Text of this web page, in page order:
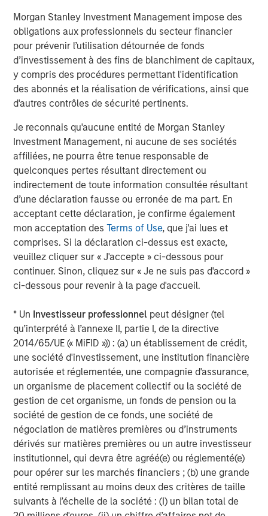
Morgan Stanley Investment Management impose des
obligations aux professionnels du secteur financier
pour prévenir l’utilisation détournée de fonds
d’investissement à des fins de blanchiment de capitaux,
y compris des procédures permettant l'identification
des abonnés et la réalisation de vérifications, ainsi que
d'autres contrôles de sécurité pertinents.
Je reconnais qu'aucune entité de Morgan Stanley
Investment Management, ni aucune de ses sociétés
affiliées, ne pourra être tenue responsable de
quelconques pertes résultant directement ou
indirectement de toute information consultée résultant
d’une déclaration fausse ou erronée de ma part. En
acceptant cette déclaration, je confirme également
mon acceptation desTerms of Use, que j'ai lues et
comprises. Si la déclaration ci-dessus est exacte,
veuillez cliquer sur « J'accepte » ci-dessous pour
continuer. Sinon, cliquez sur « Je ne suis pas d'accord »
ci-dessous pour revenir à la page d'accueil.
* Un Investisseur professionnel peut désigner (tel
qu’interprété à l’annexe II, partie I, de la directive
2014/65/UE (« MiFID »)) : (a) un établissement de crédit,
une société d'investissement, une institution financière
autorisée et réglementée, une compagnie d'assurance,
un organisme de placement collectif ou la société de
gestion de cet organisme, un fonds de pension ou la
société de gestion de ce fonds, une société de
négociation de matières premières ou d’instruments
dérivés sur matières premières ou un autre investisseur
institutionnel, qui devra être agréé(e) ou réglementé(e)
pour opérer sur les marchés financiers ; (b) une grande
entité remplissant au moins deux des critères de taille
suivants à l’échelle de la société : (I) un bilan total de
is gaining ground in applied, consumer applications of AI
—from AI shopping tools to voice technologies like
WeChat and Ernie Bot. These divergent tracks offer
differentiated opportunities across U.S. and international
markets.
While AI shares similarities with other tech waves, like
Capex is exponentially higher, adoption is happening
faster, and alpha generation now depends on nimble,
real-time investment decisions.
Just as electricity and the internet became
ubiquitous, we believe AI will follow suit. But
the biggest winners won’t necessarily be
the AI creators. Investors must look across
the value chain—focusing on the
companies and sectors effectively
integrating AI into their operations and
customer experience. Successful portfolios
will reflect a global, full-spectrum
approach.”
AI investment opportunities
AI is spreading more rapidly (diffusing), with funding
flowing in from both companies enabling AI and those
developing foundational models. All companies are
focused on scaling to grow and expand their reach.
We see AI investment opportunities emerging in three key
areas: business to business (B2B), consumer platforms
and physical systems. In the B2B space, we’re focused on
companies that already control core workflows and have
access to proprietary data. These are the incumbents—
Enterprise Resource Planning (ERP) software providers,
cybersecurity platforms, horizontal stacks—that are now